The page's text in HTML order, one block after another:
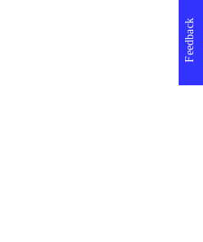
Feedback